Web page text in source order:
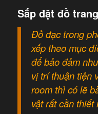
Sắp đặt đồ
Đồ đạc trong
xếp theo mục
để bảo đảm
vị trí thuận tiện
room thì có lẽ
vật rất cần thiết